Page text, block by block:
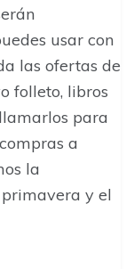
usar con
las ofertas de
folleto, libros
para
a
la
y el